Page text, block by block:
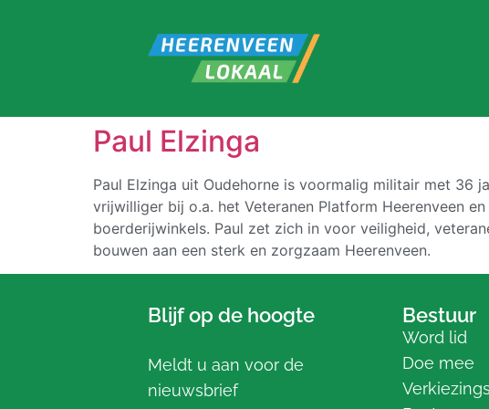
Paul Elzinga
Paul Elzinga uit Oudehorne is voormalig militair met 36
vrijwilliger bij o.a. het Veteranen Platform Heerenveen
boerderijwinkels. Paul zet zich in voor veiligheid,
bouwen aan een sterk en zorgzaam Heerenveen.
Blijf op de hoogte
Meldt u aan voor de
nieuwsbrief
Bestuur
Word lid
Doe mee